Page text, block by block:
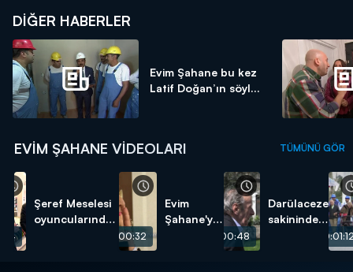
DIĞER HABERLER
Evim Şahane bu kez
Latif Doğan’ın söyl...
EVIM ŞAHANE VIDEOLARI TÜMÜNÜ GÖR
Şeref Meselesi
oyuncularından
00:00:32
Evim
Şahane'ye
00:00:48
Darülaceze
sakininden